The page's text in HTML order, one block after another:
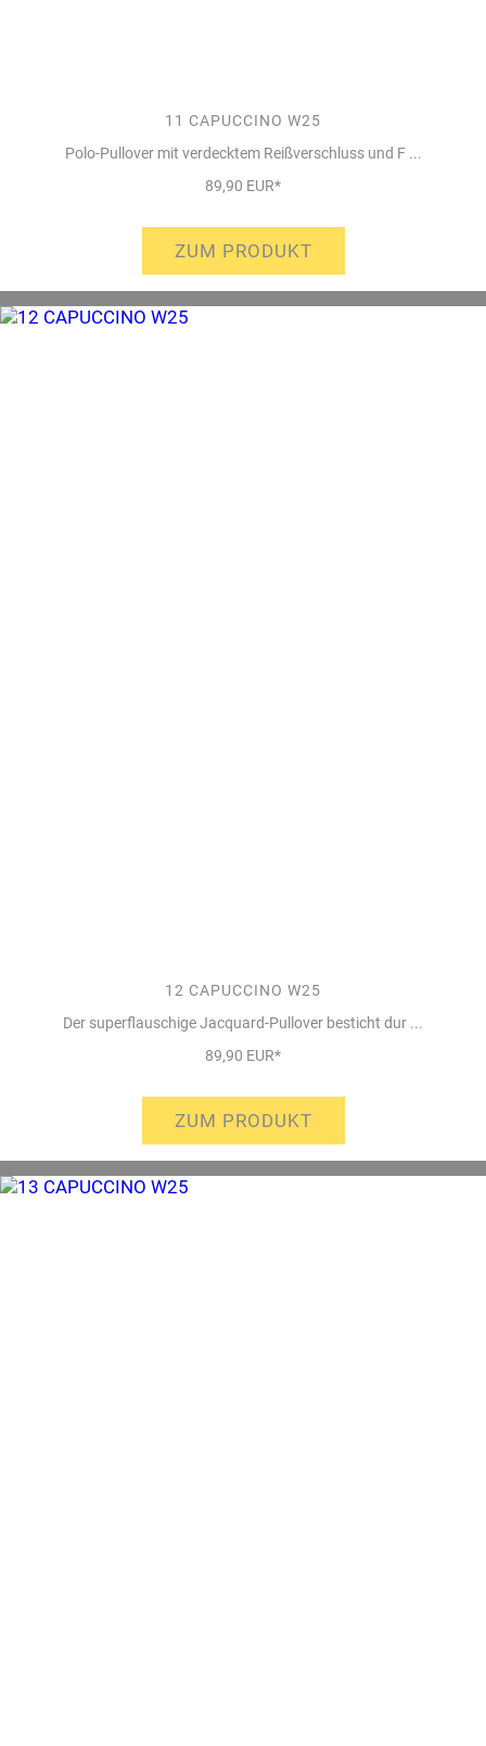
11 CAPUCCINO W25
Polo-Pullover mit verdecktem Reißverschluss und F ...
89,90 EUR*
ZUM PRODUKT
12 CAPUCCINO W25
Der superflauschige Jacquard-Pullover besticht dur ...
89,90 EUR*
ZUM PRODUKT